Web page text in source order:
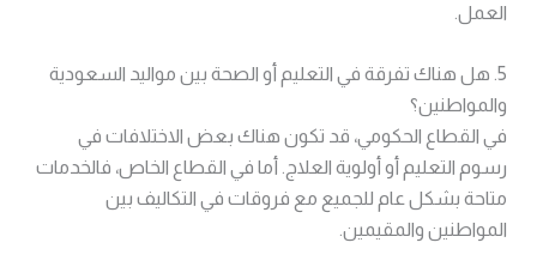
العمل.
5. هل هناك تفرقة في التعليم أو الصحة بين مواليد السعودية
والمواطنين؟
في القطاع الحكومي، قد تكون هناك بعض الاختلافات في
رسوم التعليم أو أولوية العلاج. أما في القطاع الخاص، فالخدمات
متاحة بشكل عام للجميع مع فروقات في التكاليف بين
المواطنين والمقيمين.